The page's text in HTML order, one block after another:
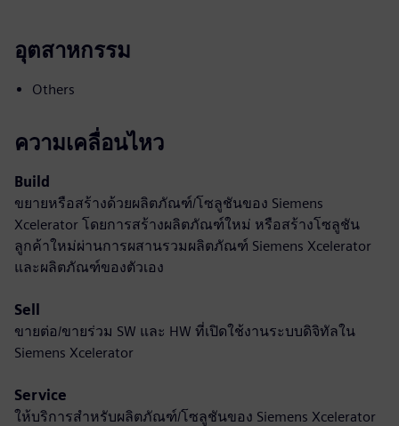
อุตสาหกรรม
Others
ความเคลื่อนไหว
Build
ขยายหรือสร้างด้วยผลิตภัณฑ์/โซลูชันของ Siemens
Xcelerator โดยการสร้างผลิตภัณฑ์ใหม่ หรือสร้างโซลูชัน
ลูกค้าใหม่ผ่านการผสานรวมผลิตภัณฑ์ Siemens Xcelerator
และผลิตภัณฑ์ของตัวเอง
Sell
ขายต่อ/ขายร่วม SW และ HW ที่เปิดใช้งานระบบดิจิทัลใน
Siemens Xcelerator
Service
ให้บริการสำหรับผลิตภัณฑ์/โซลูชันของ Siemens Xcelerator